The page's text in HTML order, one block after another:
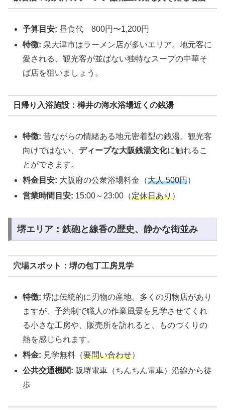
予算目安: 昼食代 800円〜1,200円
特徴: 泉大津市はラーメン店が多いエリア。地元客に
愛される、観光客が並ばない独特なスープの中華そ
ば店を狙いましょう。
日帰り入浴施設：樽井の海水浴場近くの銭湯
特徴: 昔ながらの情緒ある地元密着型の銭湯。観光客
向けではない、 ディープな大阪銭湯文化に触れるこ
とができます。
料金目安: 大阪府の公衆浴場料金（大人 500円）
営業時間目安: 15:00～23:00（定休日あり）
堺エリア：鉄砲と線香の歴史、静かな街並み
穴場スポット：堺の包丁工房見学
特徴: 堺は伝統的に刃物の産地。多くの刃物店があり
ますが、予約制で職人の作業風景を見学させてくれ
る小さな工房や、販売所を訪れると、ものづくりの
熱を感じられます。
料金: 見学無料（要問い合わせ）
公共交通機関: 阪堺電車（ちんちん電車）沿線から徒
歩